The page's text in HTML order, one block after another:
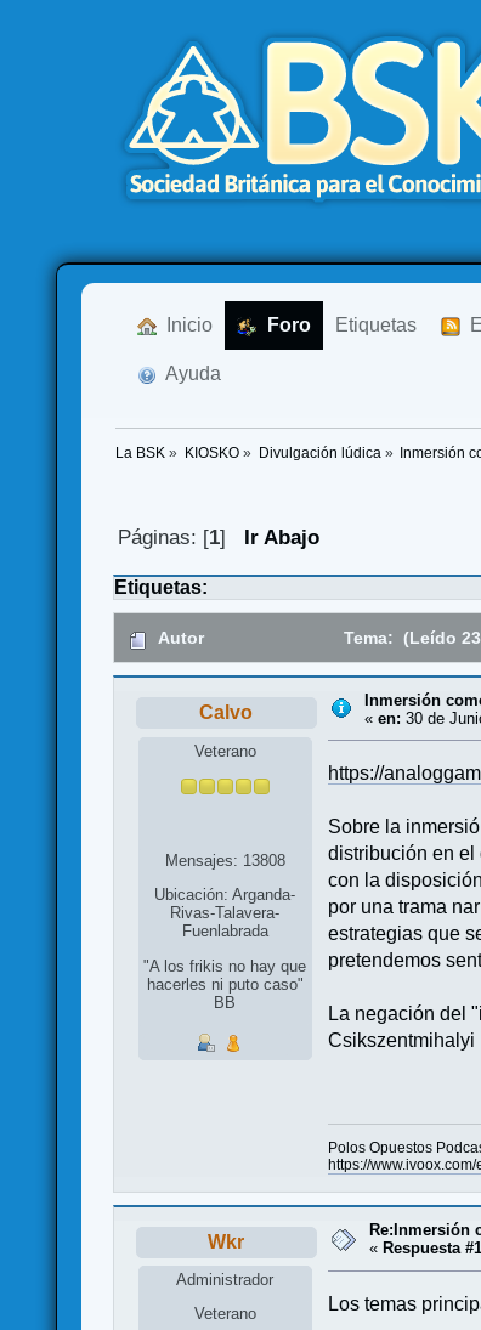
Inicio Foro Etiquetas
Ayuda
La BSK » KIOSKO» Divulgación lúdica » Inmersión
Páginas: [1] Ir Abajo
Etiquetas:
Autor Tema: (Leído
Calvo
Veterano
Mensajes: 13808
Ubicación: Arganda-
Rivas-Talavera-
Fuenlabrada
"A los frikis no hay que
hacerles ni puto caso"
BB
Inmersión
«en: 30 de
https://
Sobre la
distribución en el
con la
por una trama
estrategias que
pretendemos
La negación del
Csikszentmihalyi
Polos Opuestos
https://
Wkr
Administrador
Veterano
Re:Inmersión
«Respuesta
Los temas